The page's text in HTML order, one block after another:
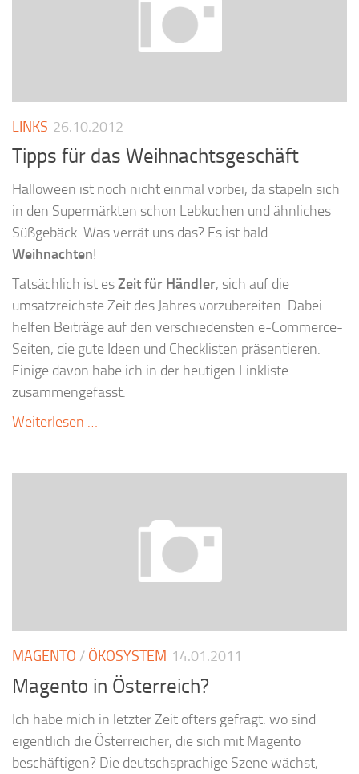
LINKS 26.10.2012
Tipps für das Weihnachtsgeschäft
Halloween ist noch nicht einmal vorbei, da stapeln sich
in den Supermärkten schon Lebkuchen und ähnliches
Süßgebäck. Was verrät uns das? Es ist bald
Weihnachten!
Tatsächlich ist esZeit für Händler, sich auf die
umsatzreichste Zeit des Jahres vorzubereiten. Dabei
helfen Beiträge auf den verschiedensten e-Commerce-
Seiten, die gute Ideen und Checklisten präsentieren.
Einige davon habe ich in der heutigen Linkliste
zusammengefasst.
Weiterlesen …
MAGENTO / ÖKOSYSTEM 14.01.2011
Magento in Österreich?
Ich habe mich in letzter Zeit öfters gefragt: wo sind
eigentlich die Österreicher, die sich mit Magento
beschäftigen? Die deutschsprachige Szene wächst,